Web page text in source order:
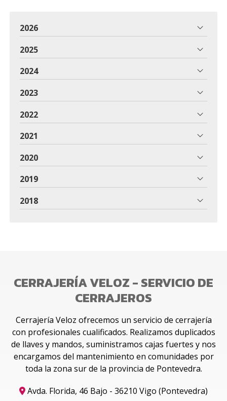
2026
2025
2024
2023
2022
2021
2020
2019
2018
CERRAJERÍA VELOZ - SERVICIO DE
CERRAJEROS
Cerrajería Veloz ofrecemos un servicio de cerrajería
con profesionales cualificados. Realizamos duplicados
de llaves y mandos, suministramos cajas fuertes y nos
encargamos del mantenimiento en comunidades por
toda la zona sur de la provincia de Pontevedra.
Avda. Florida, 46 Bajo - 36210 Vigo (Pontevedra)